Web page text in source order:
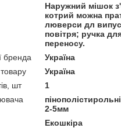
Наружний мішок
котрий можна
люверси дл
повітря; ручка
переносу.
бренда
Україна
Україна
шт
1
2-5мм
Екошкіра